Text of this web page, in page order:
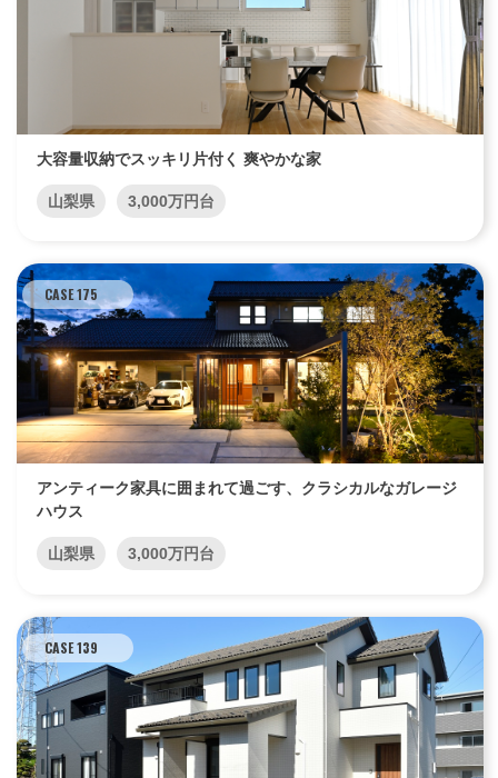
大容量収納でスッキリ片付く 爽やかな家
山梨県 3,000万円台
CASE 175
アンティーク家具に囲まれて過ごす、クラシカルなガレージ
ハウス
山梨県 3,000万円台
CASE 139